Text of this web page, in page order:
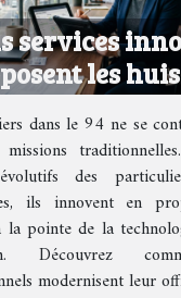
services
les
dans le 94 ?
dans le 94 ne se
des
ils innovent en
la pointe de la
Découvrez
modernisent leur